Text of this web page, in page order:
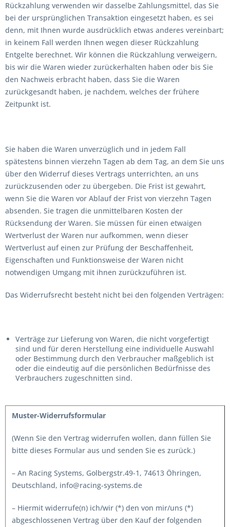
Rückzahlung verwenden wir dasselbe Zahlungsmittel, das Sie
bei der ursprünglichen Transaktion eingesetzt haben, es sei
denn, mit Ihnen wurde ausdrücklich etwas anderes vereinbart;
in keinem Fall werden Ihnen wegen dieser Rückzahlung
Entgelte berechnet. Wir können die Rückzahlung verweigern,
bis wir die Waren wieder zurückerhalten haben oder bis Sie
den Nachweis erbracht haben, dass Sie die Waren
zurückgesandt haben, je nachdem, welches der frühere
Zeitpunkt ist.
Sie haben die Waren unverzüglich und in jedem Fall
spätestens binnen vierzehn Tagen ab dem Tag, an dem Sie uns
über den Widerruf dieses Vertrags unterrichten, an uns
zurückzusenden oder zu übergeben. Die Frist ist gewahrt,
wenn Sie die Waren vor Ablauf der Frist von vierzehn Tagen
absenden. Sie tragen die unmittelbaren Kosten der
Rücksendung der Waren. Sie müssen für einen etwaigen
Wertverlust der Waren nur aufkommen, wenn dieser
Wertverlust auf einen zur Prüfung der Beschaffenheit,
Eigenschaften und Funktionsweise der Waren nicht
notwendigen Umgang mit ihnen zurückzuführen ist.
Das Widerrufsrecht besteht nicht bei den folgenden Verträgen:
Verträge zur Lieferung von Waren, die nicht vorgefertigt
sind und für deren Herstellung eine individuelle Auswahl
oder Bestimmung durch den Verbraucher maßgeblich ist
oder die eindeutig auf die persönlichen Bedürfnisse des
Verbrauchers zugeschnitten sind.
Muster-Widerrufsformular
(Wenn Sie den Vertrag widerrufen wollen, dann füllen Sie
bitte dieses Formular aus und senden Sie es zurück.)
– An Racing Systems, Golbergstr.49-1, 74613 Öhringen,
Deutschland, info@racing-systems.de
– Hiermit widerrufe(n) ich/wir (*) den von mir/uns (*)
abgeschlossenen Vertrag über den Kauf der folgenden